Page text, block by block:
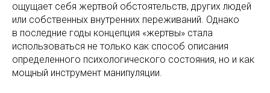
ощущает себя жертвой обстоятельств, других людей
или собственных внутренних переживаний. Однако
в последние годы концепция «жертвы» стала
использоваться не только как способ описания
определенного психологического состояния, но и как
мощный инструмент манипуляции.